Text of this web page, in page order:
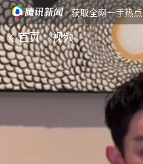
· 获取全网一手热点
首页 视频